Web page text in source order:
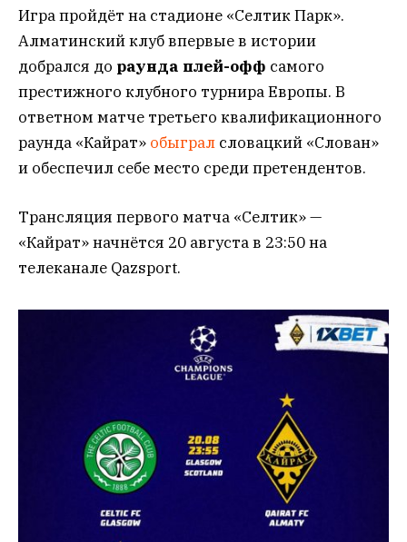
Игра пройдёт на стадионе «Селтик Парк».
Алматинский клуб впервые в истории
добрался до раунда плей-офф самого
престижного клубного турнира Европы. В
ответном матче третьего квалификационного
раунда «Кайрат» обыграл словацкий «Слован»
и обеспечил себе место среди претендентов.
Трансляция первого матча «Селтик» —
«Кайрат» начнётся 20 августа в 23:50 на
телеканале Qazsport.